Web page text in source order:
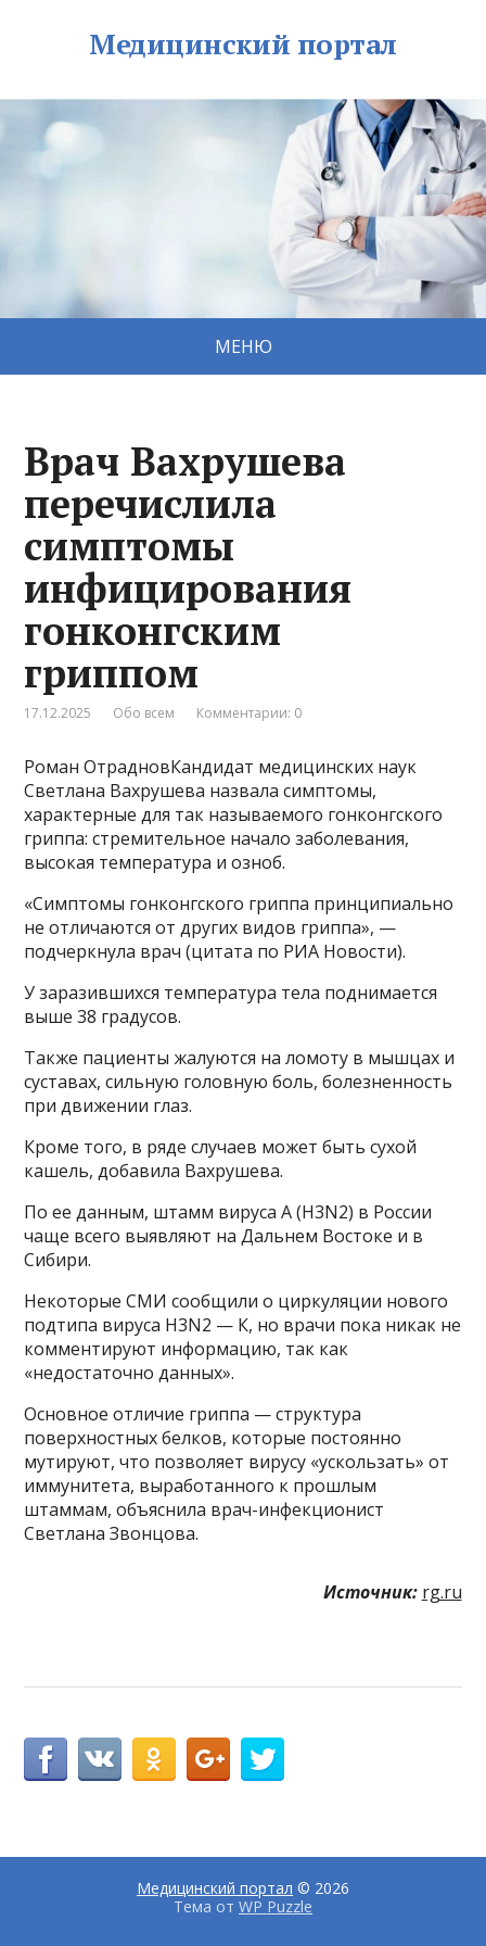
Медицинский портал
МЕНЮ
Врач Вахрушева
перечислила
симптомы
инфицирования
гонконгским
гриппом
17.12.2025 Обо всем Комментарии: 0
Роман ОтрадновКандидат медицинских наук
Светлана Вахрушева назвала симптомы,
характерные для так называемого гонконгского
гриппа: стремительное начало заболевания,
высокая температура и озноб.
«Симптомы гонконгского гриппа принципиально
не отличаются от других видов гриппа», —
подчеркнула врач (цитата по РИА Новости).
У заразившихся температура тела поднимается
выше 38 градусов.
Также пациенты жалуются на ломоту в мышцах и
суставах, сильную головную боль, болезненность
при движении глаз.
Кроме того, в ряде случаев может быть сухой
кашель, добавила Вахрушева.
По ее данным, штамм вируса A (H3N2) в России
чаще всего выявляют на Дальнем Востоке и в
Сибири.
Некоторые СМИ сообщили о циркуляции нового
подтипа вируса H3N2 — К, но врачи пока никак не
комментируют информацию, так как
«недостаточно данных».
Основное отличие гриппа — структура
поверхностных белков, которые постоянно
мутируют, что позволяет вирусу «ускользать» от
иммунитета, выработанного к прошлым
штаммам, объяснила врач-инфекционист
Светлана Звонцова.
Источник: rg.ru
Медицинский портал © 2026
Тема от WP Puzzle